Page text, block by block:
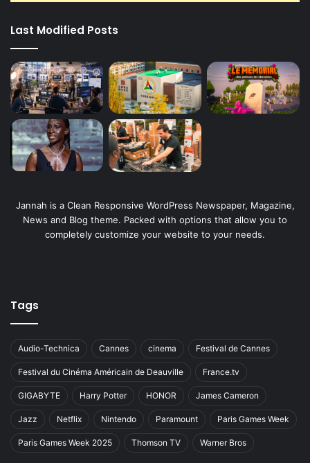
Last Modified Posts
Jannah is a Clean Responsive WordPress Newspaper, Magazine,
News and Blog theme. Packed with options that allow you to
completely customize your website to your needs.
Tags
Audio-Technica Cannes cinema Festival de Cannes
Festival du Cinéma Américain de Deauville France.tv
GIGABYTE Harry Potter HONOR James Cameron
Jazz Netflix Nintendo Paramount Paris Games Week
Paris Games Week 2025 Thomson TV Warner Bros